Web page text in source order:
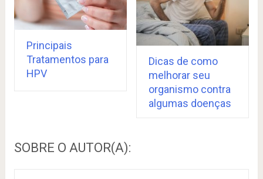
Principais
Tratamentos para
HPV
Dicas de como
melhorar seu
organismo contra
algumas doenças
SOBRE O AUTOR(A):